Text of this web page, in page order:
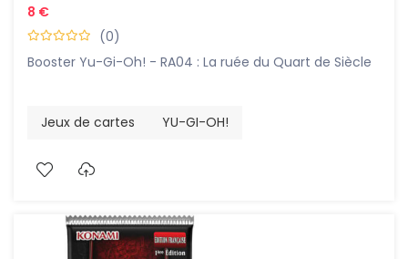
8 €
(0)
Booster Yu-Gi-Oh! - RA04 : La ruée du Quart de Siècle
Jeux de cartes YU-GI-OH!